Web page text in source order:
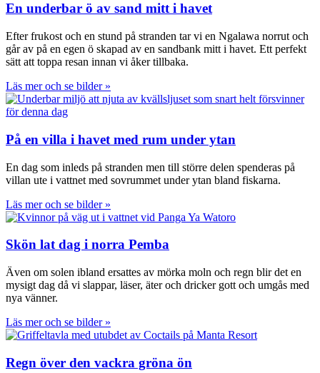
En underbar ö av sand mitt i havet
Efter frukost och en stund på stranden tar vi en Ngalawa norrut och
går av på en egen ö skapad av en sandbank mitt i havet. Ett perfekt
sätt att toppa resan innan vi åker tillbaka.
Läs mer och se bilder »
På en villa i havet med rum under ytan
En dag som inleds på stranden men till större delen spenderas på
villan ute i vattnet med sovrummet under ytan bland fiskarna.
Läs mer och se bilder »
Skön lat dag i norra Pemba
Även om solen ibland ersattes av mörka moln och regn blir det en
mysigt dag då vi slappar, läser, äter och dricker gott och umgås med
nya vänner.
Läs mer och se bilder »
Regn över den vackra gröna ön